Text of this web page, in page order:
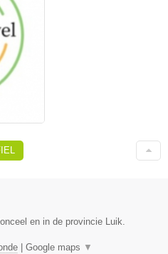
en in de provincie Luik.
Google maps ▼